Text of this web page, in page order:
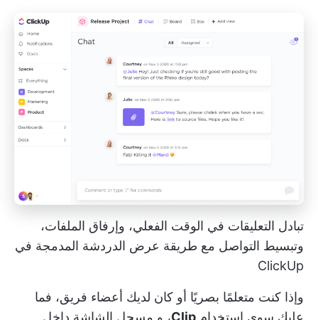
تبادل التعليقات في الوقت الفعلي، وإرفاق الملفات،
وتبسيط التواصل مع طريقة عرض الدردشة المدمجة في
ClickUp
وإذا كنت متعلمًا بصريًا أو كان لديك أعضاء فريق، فما
عليك سوى استخدام Clip، و مسجل الشاشة داخل